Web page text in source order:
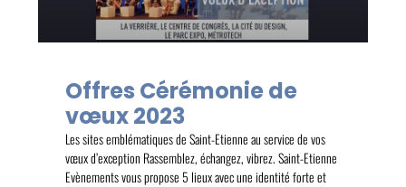
Offres Cérémonie de
vœux 2023
Les sites emblématiques de Saint-Etienne au service de vos
vœux d’exception Rassemblez, échangez, vibrez. Saint-Etienne
Evènements vous propose 5 lieux avec une identité forte et